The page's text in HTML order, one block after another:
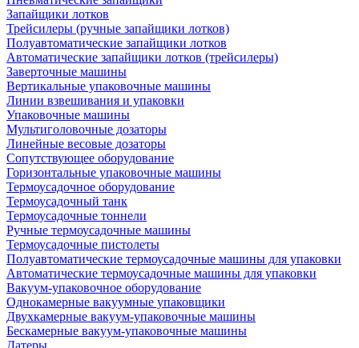
Запайщики лотков
Трейсилеры (ручные запайщики лотков)
Полуавтоматические запайщики лотков
Автоматические запайщики лотков (трейсилеры)
Заверточные машины
Вертикальные упаковочные машины
Линии взвешивания и упаковки
Упаковочные машины
Мультиголовочные дозаторы
Линейные весовые дозаторы
Сопутствующее оборудование
Горизонтальные упаковочные машины
Термоусадочное оборудование
Термоусадочный танк
Термоусадочные тоннели
Ручные термоусадочные машины
Термоусадочные пистолеты
Полуавтоматические термоусадочные машины для упаковки
Автоматические термоусадочные машины для упаковки
Вакуум-упаковочное оборудование
Однокамерные вакуумные упаковщики
Двухкамерные вакуум-упаковочные машины
Бескамерные вакуум-упаковочные машины
Датеры